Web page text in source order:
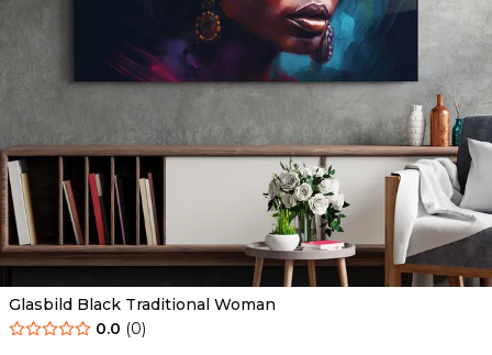
Glasbild Black Traditional Woman
0.0 (0)
Ab 69.90 € 44.90